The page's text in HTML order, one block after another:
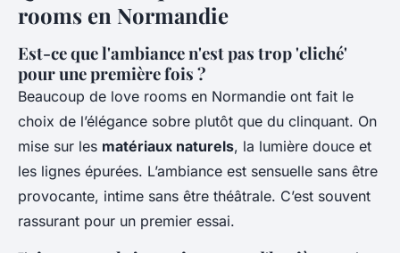
rooms en Normandie
Est-ce que l'ambiance n'est pas trop 'cliché'
pour une première fois ?
Beaucoup de love rooms en Normandie ont fait le
choix de l’élégance sobre plutôt que du clinquant. On
mise sur les matériaux naturels, la lumière douce et
les lignes épurées. L’ambiance est sensuelle sans être
provocante, intime sans être théâtrale. C’est souvent
rassurant pour un premier essai.